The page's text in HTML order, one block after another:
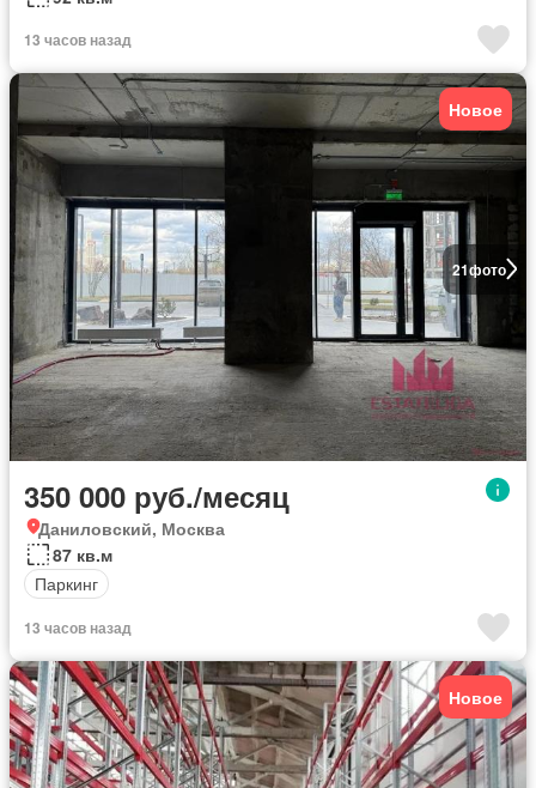
13 часов назад
21фото
Новое
350 000 руб./месяц
Даниловский, Москва
87 кв.м
Паркинг
13 часов назад
Новое